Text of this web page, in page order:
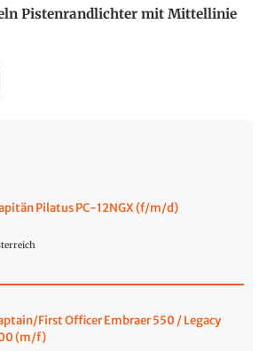
Pistenrandlichter mit Mittellinie
Pilatus PC-12NGX (f/m/d)
First Officer Embraer 550 / Legacy
(m/f)